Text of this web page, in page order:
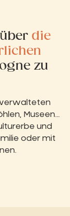
die
zu
verwalteten
Museen...
und
oder mit